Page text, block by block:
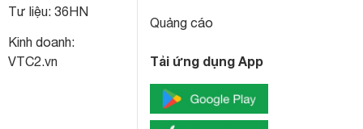
Tư liệu: 36HN
Kinh doanh:
VTC2.vn
Quảng cáo
Tải ứng dụng App